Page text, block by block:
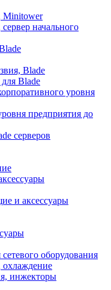
Minitower
начального
Blade
Blade
уровня
предприятия до
серверов
и аксессуары
оборудования
инжекторы